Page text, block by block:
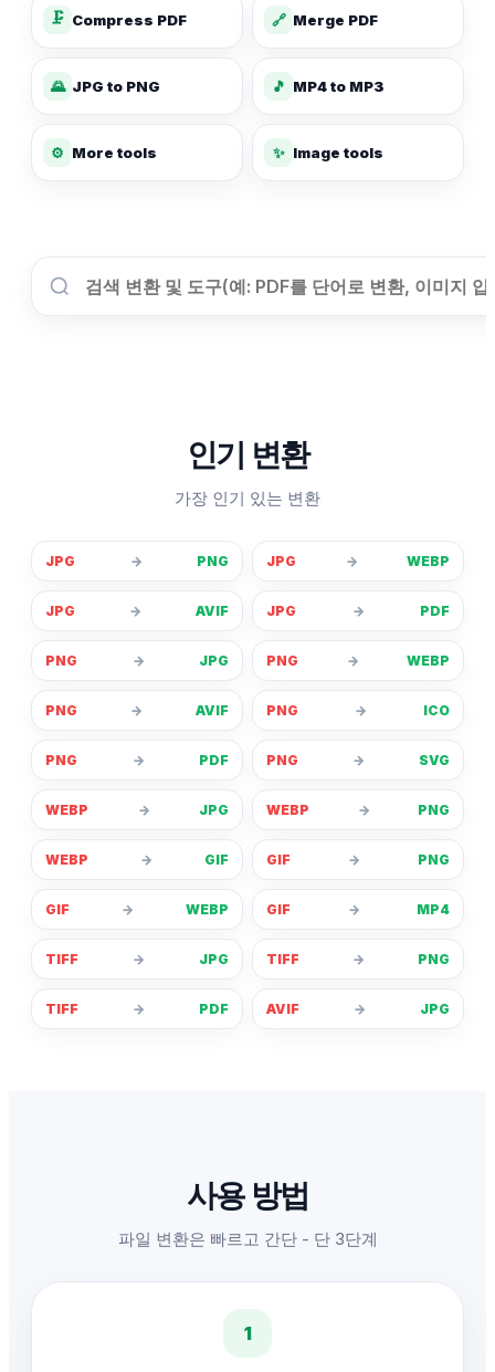
🗜️ Compress PDF 🔗 Merge PDF
🌄 JPG to PNG 🎵 MP4 to MP3
⚙️ More tools ✨ Image tools
인기 변환
가장 인기 있는 변환
JPG → PNG JPG → WEBP
JPG → AVIF JPG → PDF
PNG → JPG PNG → WEBP
PNG → AVIF PNG → ICO
PNG → PDF PNG → SVG
WEBP → JPG WEBP → PNG
WEBP → GIF GIF → PNG
GIF → WEBP GIF → MP4
TIFF → JPG TIFF → PNG
TIFF → PDF AVIF → JPG
사용 방법
파일 변환은 빠르고 간단 - 단 3단계
1